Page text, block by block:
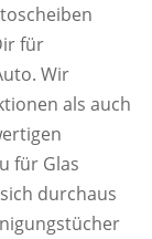
für
Wir
als auch
für Glas
durchaus